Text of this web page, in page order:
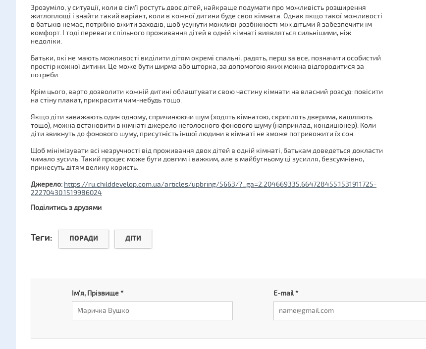
Зрозуміло, у ситуації, коли в сім'ї ростуть двоє дітей, найкраще подумати про можливість розширення
житлоплощі і знайти такий варіант, коли в кожної дитини буде своя кімната. Однак якщо такої можливості
в батьків немає, потрібно вжити заходів, щоб усунути можливі розбіжності між дітьми й забезпечити їм
комфорт. І тоді переваги спільного проживання дітей в одній кімнаті виявляться сильнішими, ніж
недоліки.
Батьки, які не мають можливості виділити дітям окремі спальні, радять, перш за все, позначити особистий
простір кожної дитини. Це може бути ширма або шторка, за допомогою яких можна відгородитися за
потреби.
Крім цього, варто дозволити кожній дитині облаштувати свою частину кімнати на власний розсуд: повісити
на стіну плакат, прикрасити чим-небудь тощо.
Якщо діти заважають один одному, спричинюючи шум (ходять кімнатою, скриплять дверима, кашляють
тощо), можна встановити в кімнаті джерело неголосного фонового шуму (наприклад, кондиціонер). Коли
діти звикнуть до фонового шуму, присутність іншої людини в кімнаті не зможе потривожити їх сон.
Щоб мінімізувати всі незручності від проживання двох дітей в одній кімнаті, батькам доведеться докласти
чимало зусиль. Такий процес може бути довгим і важким, але в майбутньому ці зусилля, безсумнівно,
принесуть дітям велику користь.
Джерело: https://ru.childdevelop.com.ua/articles/upbring/5663/?_ga=2.204669335.664728455.1531911725-
22270430.1519986024
Поділитись з друзями
Теги: ПОРАДИ ДІТИ
Ім'я, Прізвище* E-mail*